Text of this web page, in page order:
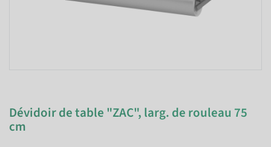
Dévidoir de table "ZAC", larg. de rouleau 75
cm